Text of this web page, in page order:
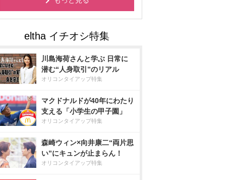
川島海荷さんと学ぶ 日常に
潜む“人身取引”のリアル
オリコンタイアップ特集
マクドナルドが40年にわたり
支える「小学生の甲子園」
オリコンタイアップ特集
森崎ウィン×向井康二“両片思
い”にキュンが止まらん！
オリコンタイアップ特集